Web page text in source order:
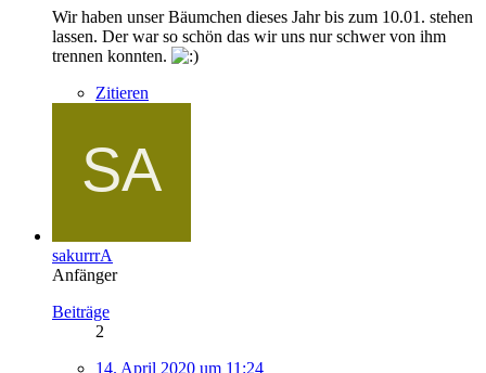
Wir haben unser Bäumchen dieses Jahr bis zum 10.01. stehen
lassen. Der war so schön das wir uns nur schwer von ihm
trennen konnten.
Zitieren
sakurrrA
Anfänger
Beiträge
2
14. April 2020 um 11:24